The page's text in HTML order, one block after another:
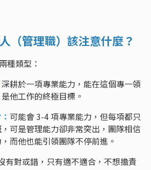
（管理職）該注意什麼？
種類型：
深耕於一項專業能力，能在這個專一領
他工作的終極目標。
可能會 3-4 項專業能力，但每項都只
可是管理能力卻非常突出，團隊相信
而他也能引領團隊不停前進。
有對或錯，只有適不適合，不想擔責